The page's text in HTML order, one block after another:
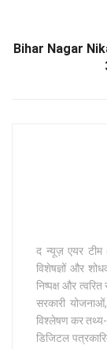
Bihar Nagar
द न्यूज़ एयर
विशेषज्ञों और
निष्पक्ष और
सरकारी
विश्लेषण कर तथ्य-
डिजिटल